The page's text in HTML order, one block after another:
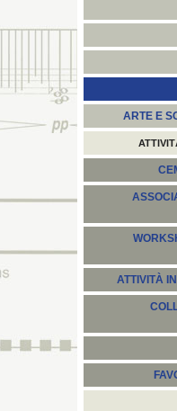
ARTE E
ATTIVITÀ